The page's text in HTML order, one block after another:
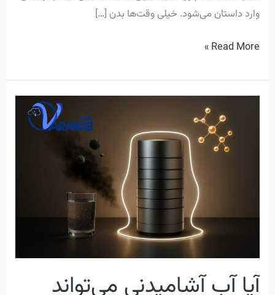
وارد داستان می‌شود. خیلی وقت‌ها بدن […]
Read More »
آیا آب آشامیدنی می‌تواند
آشامیدنی
آلرژی‌ها